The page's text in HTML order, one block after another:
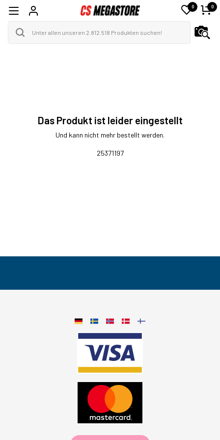
0 0
Das Produkt ist leider eingestellt
Und kann nicht mehr bestellt werden.
25371197